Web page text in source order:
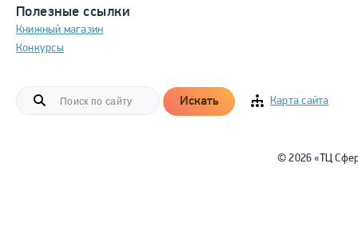
Полезные ссылки
Книжный магазин
Конкурсы
Искать Карта сайта
© 2026 «ТЦ